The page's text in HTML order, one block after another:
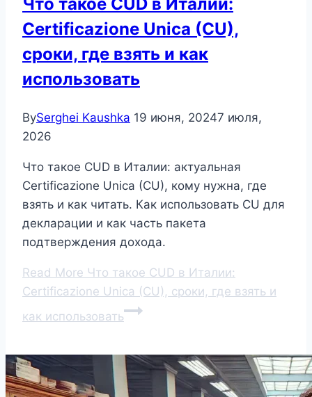
Что такое CUD в Италии:
Certificazione Unica (CU),
сроки, где взять и как
использовать
BySerghei Kaushka 19 июня, 20247 июля,
2026
Что такое CUD в Италии: актуальная
Certificazione Unica (CU), кому нужна, где
взять и как читать. Как использовать CU для
декларации и как часть пакета
подтверждения дохода.
Read More Что такое CUD в Италии:
Certificazione Unica (CU), сроки, где взять и
как использовать